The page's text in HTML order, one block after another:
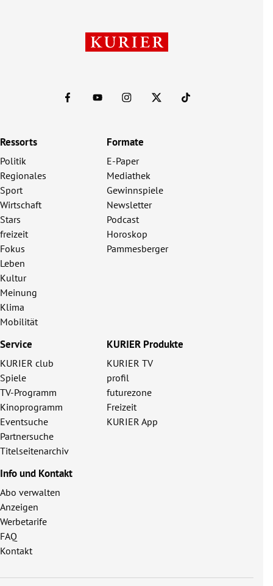
Ressorts
Politik
Regionales
Sport
Wirtschaft
Stars
freizeit
Fokus
Leben
Kultur
Meinung
Klima
Mobilität
Formate
E-Paper
Mediathek
Gewinnspiele
Newsletter
Podcast
Horoskop
Pammesberger
Service
KURIER club
Spiele
TV-Programm
Kinoprogramm
Eventsuche
Partnersuche
Titelseitenarchiv
KURIER Produkte
KURIER TV
profil
futurezone
Freizeit
KURIER App
Info und Kontakt
Abo verwalten
Anzeigen
Werbetarife
FAQ
Kontakt